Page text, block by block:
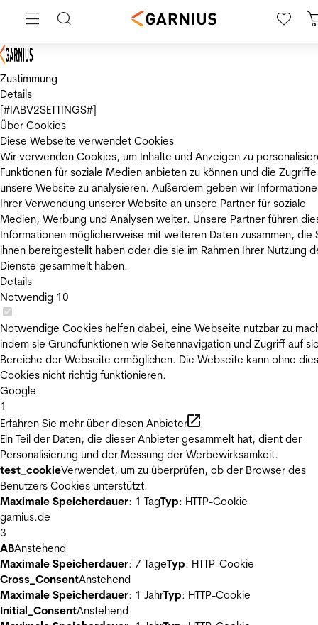
Zustimmung
Details
[#IABV2SETTINGS#]
Über Cookies
Diese Webseite verwendet Cookies
Wir verwenden Cookies, um Inhalte und Anzeigen zu
Funktionen für soziale Medien anbieten zu können und die
unsere Website zu analysieren. Außerdem geben wir
Ihrer Verwendung unserer Website an unsere Partner für soziale
Medien, Werbung und Analysen weiter. Unsere Partner führen
Informationen möglicherweise mit weiteren Daten zusammen, die
ihnen bereitgestellt haben oder die sie im Rahmen Ihrer Nutzung
Dienste gesammelt haben.
Details
Notwendig 10
Notwendige Cookies helfen dabei, eine Webseite nutzbar zu
indem sie Grundfunktionen wie Seitennavigation und Zugriff auf
Bereiche der Webseite ermöglichen. Die Webseite kann ohne
Cookies nicht richtig funktionieren.
Google
1
Erfahren Sie mehr über diesen Anbieter
Ein Teil der Daten, die dieser Anbieter gesammelt hat, dient der
Personalisierung und der Messung der Werbewirksamkeit.
test_cookieVerwendet, um zu überprüfen, ob der Browser des
Benutzers Cookies unterstützt.
Maximale Speicherdauer: 1 TagTyp: HTTP-Cookie
garnius.de
3
ABAnstehend
Maximale Speicherdauer: 7 TageTyp: HTTP-Cookie
Cross_ConsentAnstehend
Maximale Speicherdauer: 1 JahrTyp: HTTP-Cookie
Initial_ConsentAnstehend